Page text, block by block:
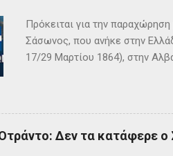
Πρόκειται για την
Σάσωνος, που ανήκε στην
17/29 Μαρτίου 1864), στην
αλβανική της ονομασία είναι
γνωστή ήδη από την
Δεν τα κατάφερε ο